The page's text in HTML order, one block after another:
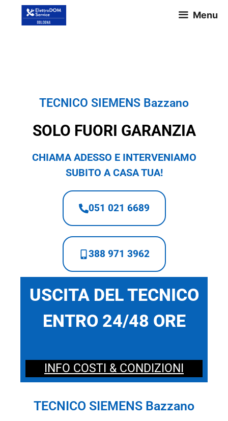
Menu
TECNICO SIEMENS Bazzano
SOLO FUORI GARANZIA
CHIAMA ADESSO E INTERVENIAMO
SUBITO A CASA TUA!
051 021 6689
388 971 3962
USCITA DEL TECNICO
ENTRO 24/48 ORE
INFO COSTI & CONDIZIONI
TECNICO SIEMENS Bazzano